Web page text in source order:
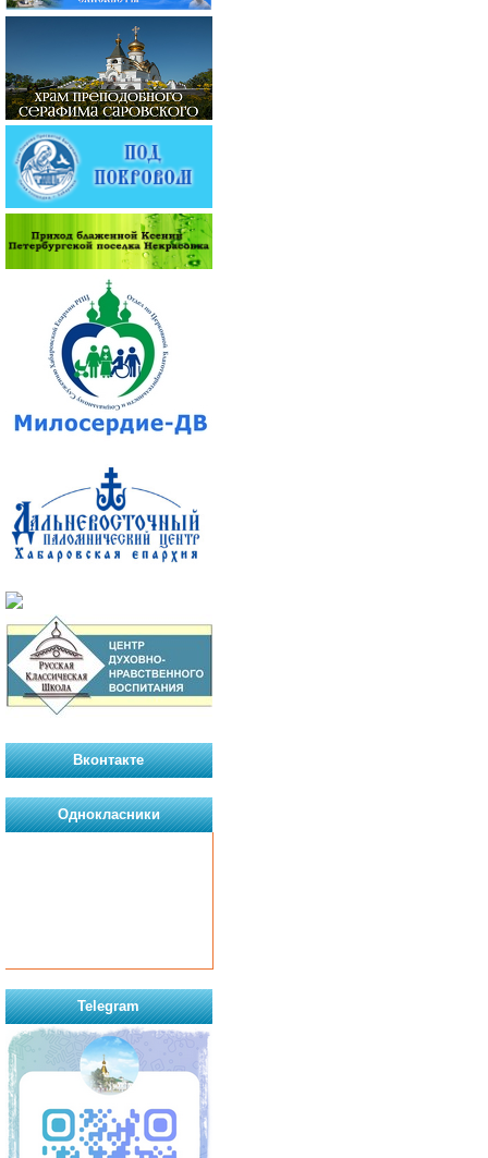
Вконтакте
Однокласники
Telegram